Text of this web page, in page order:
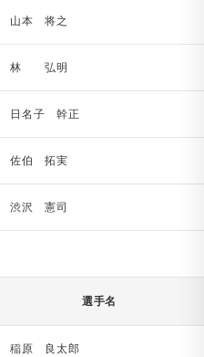
山本 将之
林 弘明
日名子 幹正
佐伯 拓実
渋沢 憲司
選手名
稲原 良太郎